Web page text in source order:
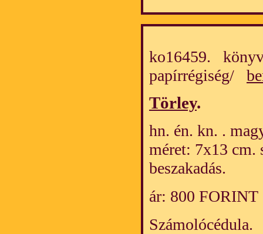
ko16459.
papírrégiség/
Törley.
hn. én. kn. .
méret: 7x13 cm.
beszakadás.
ár: 800 FORINT
Számolócédula.